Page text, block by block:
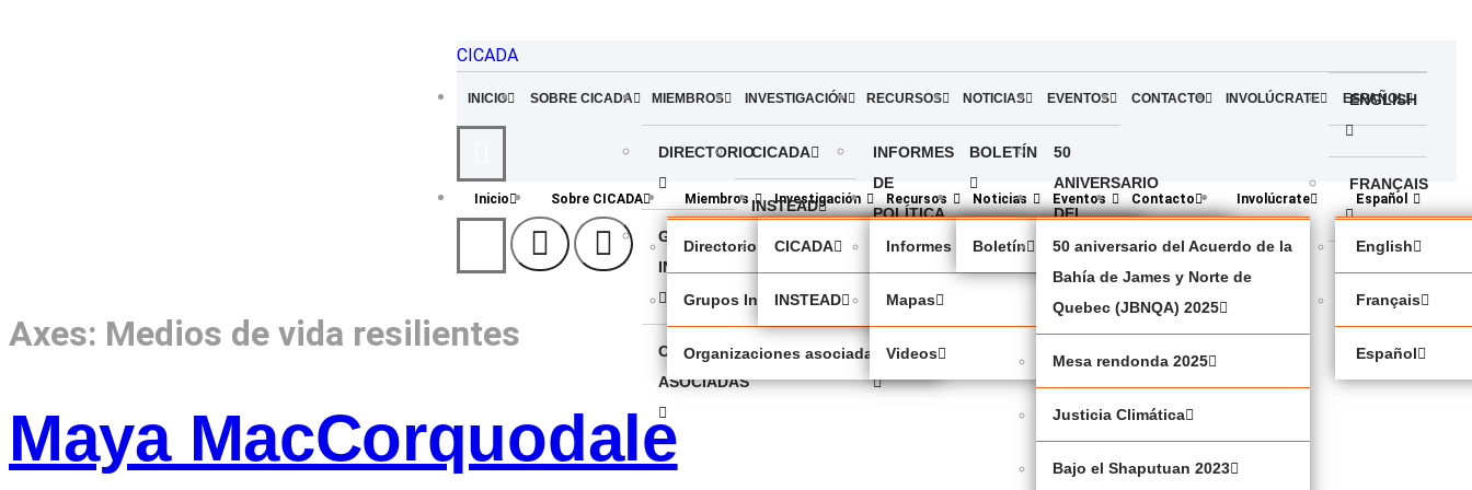
CICADA
INICIO SOBRE CICADA MIEMBROS
DIRECTORIO
GRUPOS
INDÍGENAS
ORGANIZACIONES
ASOCIADAS
INVESTIGACIÓN
CICADA
INSTEAD
RECURSOS
INFORMES
DE
POLÍTICA
MAPAS
VIDEOS
NOTICIAS
BOLETÍN
EVENTOS
50
ANIVERSARIO
DEL
ACUERDO
DE LA
BAHÍA
DE
JAMES
CONTACTO INVOLÚCRATE ESPAÑOL
ENGLISH
FRANÇAIS
Inicio Sobre CICADA Miembros
Directorio
Grupos Indígenas
Organizaciones asociadas
Investigación
CICADA
INSTEAD
Recursos
Informes de política
Mapas
Videos
Noticias
Boletín
Eventos
50 aniversario del Acuerdo de la
Bahía de James y Norte de
Quebec (JBNQA) 2025
Mesa rendonda 2025
Justicia Climática
Bajo el Shaputuan 2023
Contacto Involúcrate Español
English
Français
Español
Axes: Medios de vida resilientes
Maya MacCorquodale